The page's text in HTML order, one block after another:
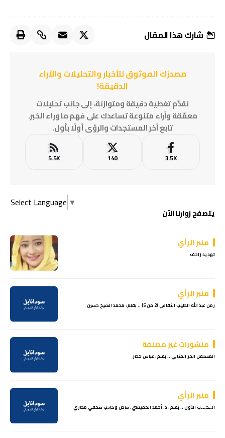
شارك هذا المقال
مصدرُك الموثوق للأخبار والتحليلات والآراء
الدقيقة!
نقدّم تغطية دقيقة ومتوازنة، إلى جانب تحليلات
معمّقة وآراء متنوعة تساعدك على فهم ما وراء الخبر.
تابع آخر المستجدات والرؤى أولًا بأول.
3.5K
140
5.5K
Select Language ▼
يتصفح زوارنا الآن
منبر الرأي
تهديد زاحف
منبر الرأي
زمن عبد الله الطيب الثقافي (2 من 5) .. بقلم: محمد الشيخ حسين
منشورات غير مصنفة
المستقل الحر المثالي .. بقلم: عباس خضر
منبر الرأي
الــحـــب الأول .. بقلم: د. أحمد الخميسي. قاص وكاتب صحفي مصري